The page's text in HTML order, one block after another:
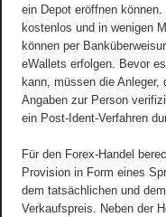
ein Depot eröffnen
kostenlos und in wenigen
können per
eWallets erfolgen. Bevor
kann, müssen die Anleger,
Angaben zur Person
ein Post-Ident-Verfahren
Für den Forex-Handel
Provision in Form eines
dem tatsächlichen und
Verkaufspreis. Neben der